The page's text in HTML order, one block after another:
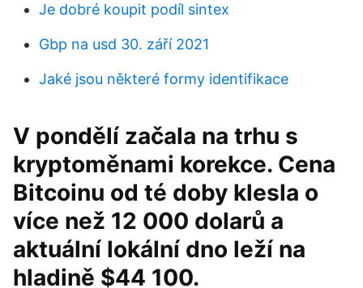
Je dobré koupit podíl sintex
Gbp na usd 30. září 2021
Jaké jsou některé formy identifikace
V pondělí začala na trhu s
kryptoměnami korekce. Cena
Bitcoinu od té doby klesla o
více než 12 000 dolarů a
aktuální lokální dno leží na
hladině $44 100.